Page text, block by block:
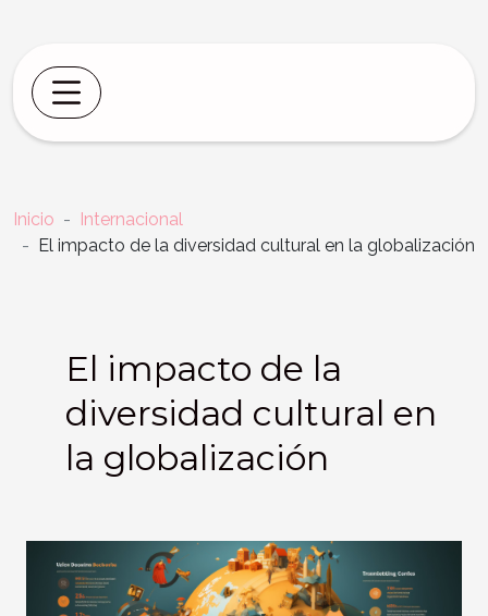
Inicio
Internacional
El impacto de la diversidad cultural en la globalización
El impacto de la
diversidad cultural en
la globalización